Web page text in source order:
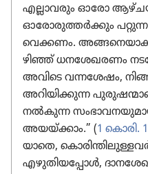
എല്ലാവ​രും ഓരോ
ഓരോ​രു​ത്തർക്കും
വെ​ക്കണം.
ഴിഞ്ഞ്‌ ധനശേ​ഖ​രണം
അവിടെ വന്നശേഷം,
അറിയി​ക്കുന്ന
നൽകുന്ന
അയയ്‌ക്കാം.” (1 കൊരി.
യാ​തെ,
എഴുതി​യ​പ്പോൾ,